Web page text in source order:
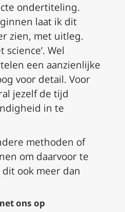
ondertiteling.
laat ik dit
zien, met uitleg.
science’. Wel
een aanzienlijke
voor detail. Voor
jezelf de tijd
in te
methoden of
om daarvoor te
ook meer dan
ons op